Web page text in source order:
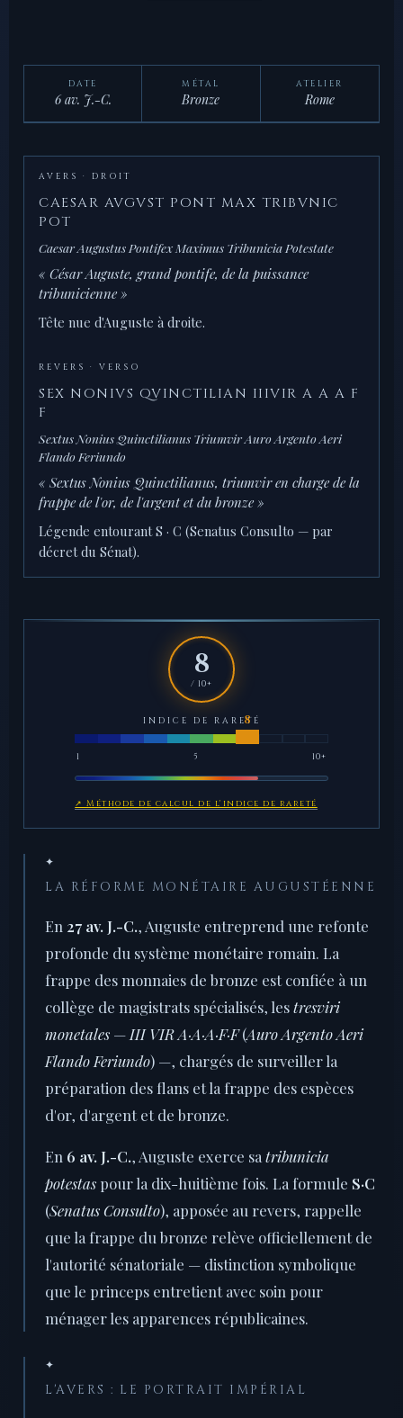
DATE
6 av. J.-C.
MÉTAL
Bronze
ATELIER
Rome
AVERS · DROIT
CAESAR AVGVST PONT MAX TRIBVNIC
POT
Caesar Augustus Pontifex Maximus Tribunicia Potestate
« César Auguste, grand pontife, de la puissance
tribunicienne »
Tête nue d'Auguste à droite.
REVERS · VERSO
SEX NONIVS QVINCTILIAN IIIVIR A A A F
F
Sextus Nonius Quinctilianus Triumvir Auro Argento Aeri
Flando Feriundo
« Sextus Nonius Quinctilianus, triumvir en charge de la
frappe de l'or, de l'argent et du bronze »
Légende entourant S · C (Senatus Consulto — par
décret du Sénat).
8
/ 10+
INDICE DE RARETÉ
1 5 10+
↗ Méthode de calcul de l'indice de rareté
✦
LA RÉFORME MONÉTAIRE AUGUSTÉENNE
En 27 av. J.-C., Auguste entreprend une refonte
profonde du système monétaire romain. La
frappe des monnaies de bronze est confiée à un
collège de magistrats spécialisés, lestresviri
monetales — III VIR A·A·A·F·F(Auro Argento Aeri
Flando Feriundo) —, chargés de surveiller la
préparation des flans et la frappe des espèces
d'or, d'argent et de bronze.
En 6 av. J.-C., Auguste exerce sa tribunicia
potestas pour la dix-huitième fois. La formule S·C
(Senatus Consulto), apposée au revers, rappelle
que la frappe du bronze relève officiellement de
l'autorité sénatoriale — distinction symbolique
que le princeps entretient avec soin pour
ménager les apparences républicaines.
✦
L'AVERS : LE PORTRAIT IMPÉRIAL